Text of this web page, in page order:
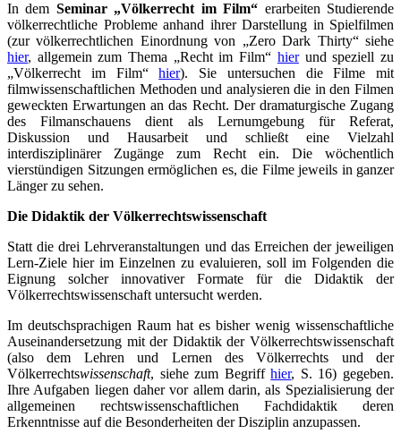
In dem Seminar „Völkerrecht im Film“ erarbeiten Studierende
völkerrechtliche Probleme anhand ihrer Darstellung in Spielfilmen
(zur völkerrechtlichen Einordnung von „Zero Dark Thirty“ siehe
hier, allgemein zum Thema „Recht im Film“ hierund speziell zu
„Völkerrecht im Film“hier). Sie untersuchen die Filme mit
filmwissenschaftlichen Methoden und analysieren die in den Filmen
geweckten Erwartungen an das Recht. Der dramaturgische Zugang
des Filmanschauens dient als Lernumgebung für Referat,
Diskussion und Hausarbeit und schließt eine Vielzahl
interdisziplinärer Zugänge zum Recht ein. Die wöchentlich
vierstündigen Sitzungen ermöglichen es, die Filme jeweils in ganzer
Länger zu sehen.
Die Didaktik der Völkerrechtswissenschaft
Statt die drei Lehrveranstaltungen und das Erreichen der jeweiligen
Lern-Ziele hier im Einzelnen zu evaluieren, soll im Folgenden die
Eignung solcher innovativer Formate für die Didaktik der
Völkerrechtswissenschaft untersucht werden.
Im deutschsprachigen Raum hat es bisher wenig wissenschaftliche
Auseinandersetzung mit der Didaktik der Völkerrechtswissenschaft
(also dem Lehren und Lernen des Völkerrechts und der
Völkerrechtswissenschaft, siehe zum Begriffhier, S. 16) gegeben.
Ihre Aufgaben liegen daher vor allem darin, als Spezialisierung der
allgemeinen rechtswissenschaftlichen Fachdidaktik deren
Erkenntnisse auf die Besonderheiten der Disziplin anzupassen.